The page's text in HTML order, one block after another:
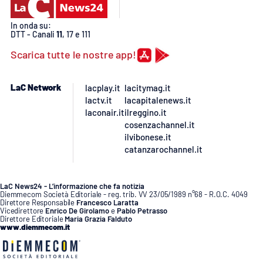
In onda su:
DTT - Canali 11, 17 e 111
Scarica tutte le nostre app!
LaC Network
lacplay.it
lactv.it
laconair.it
lacitymag.it
lacapitalenews.it
ilreggino.it
cosenzachannel.it
ilvibonese.it
catanzarochannel.it
LaC News24 - L’informazione che fa notizia
Diemmecom Società Editoriale - reg. trib. VV 23/05/1989 n°68 - R.O.C. 4049
Direttore Responsabile Francesco Laratta
Vicedirettore Enrico De GirolamoePablo Petrasso
Direttore Editoriale Maria Grazia Falduto
www.diemmecom.it